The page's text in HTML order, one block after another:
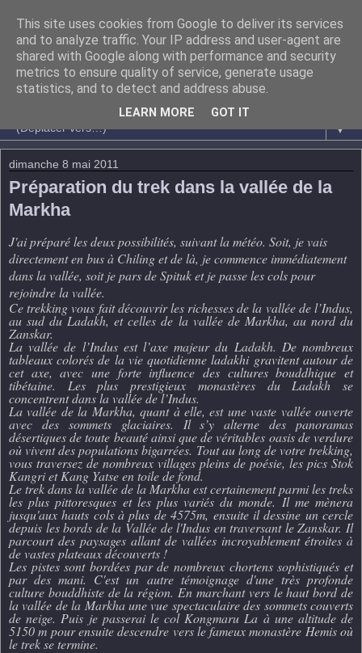
▼
dimanche 8 mai 2011
Préparation du trek dans la vallée de la
Markha
J'ai préparé les deux possibilités, suivant la météo. Soit, je vais
directement en bus à Chiling et de là, je commence immédiatement
dans la vallée, soit je pars de Spituk et je passe les cols pour
rejoindre la vallée.
Ce trekking vous fait découvrir les richesses de la vallée de l’Indus,
au sud du Ladakh, et celles de la vallée de Markha, au nord du
Zanskar.
La vallée de l’Indus est l’axe majeur du Ladakh. De nombreux
tableaux colorés de la vie quotidienne ladakhi gravitent autour de
cet axe, avec une forte influence des cultures bouddhique et
tibétaine. Les plus prestigieux monastères du Ladakh se
concentrent dans la vallée de l’Indus.
La vallée de la Markha, quant à elle, est une vaste vallée ouverte
avec des sommets glaciaires. Il s’y alterne des panoramas
désertiques de toute beauté ainsi que de véritables oasis de verdure
où vivent des populations bigarrées. Tout au long de votre trekking,
vous traversez de nombreux villages pleins de poésie, les pics Stok
Kangri et Kang Yatse en toile de fond.
Le trek dans la vallée de la Markha est certainement parmi les treks
les plus pittoresques et les plus variés du monde. Il me mènera
jusqu'aux hauts cols à plus de 4575m, ensuite il dessine un cercle
depuis les bords de la Vallée de l'Indus en traversant le Zanskar. Il
parcourt des paysages allant de vallées incroyablement étroites à
de vastes plateaux découverts !
Les pistes sont bordées par de nombreux chortens sophistiqués et
par des mani. C'est un autre témoignage d'une très profonde
culture bouddhiste de la région. En marchant vers le haut bord de
la vallée de la Markha une vue spectaculaire des sommets couverts
de neige. Puis je passerai le col Kongmaru La à une altitude de
5150 m pour ensuite descendre vers le fameux monastère Hemis où
le trek se termine.
This site uses cookies from Google to deliver its services
and to analyze traffic. Your IP address and user-agent are
shared with Google along with performance and security
metrics to ensure quality of service, generate usage
statistics, and to detect and address abuse.
LEARN MORE GOT IT